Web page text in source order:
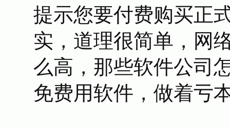
提示您要付费购买正
实，道理很简单，网
么高，那些软件公司
免费用软件，做着亏